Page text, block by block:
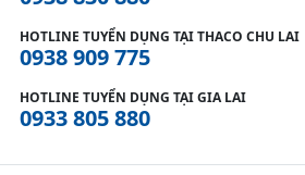
HOTLINE TUYỂN DỤNG TẠI THACO CHU LAI
0938 909 775
HOTLINE TUYỂN DỤNG TẠI GIA LAI
0933 805 880